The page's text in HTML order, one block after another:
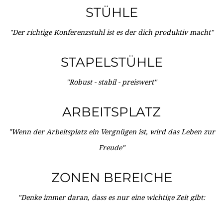
STÜHLE
"Der richtige Konferenzstuhl ist es der dich produktiv macht"
STAPELSTÜHLE
"Robust - stabil - preiswert"
ARBEITSPLATZ
"Wenn der Arbeitsplatz ein Vergnügen ist, wird das Leben zur
Freude"
ZONEN BEREICHE
"Denke immer daran, dass es nur eine wichtige Zeit gibt: